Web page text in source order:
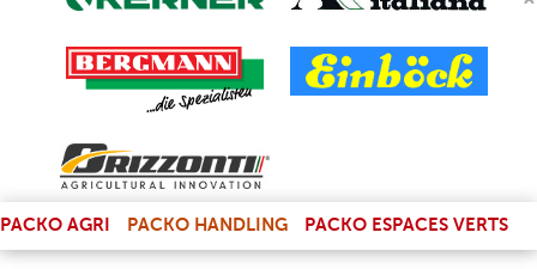
PACKO AGRI PACKO HANDLING PACKO ESPACES VERTS